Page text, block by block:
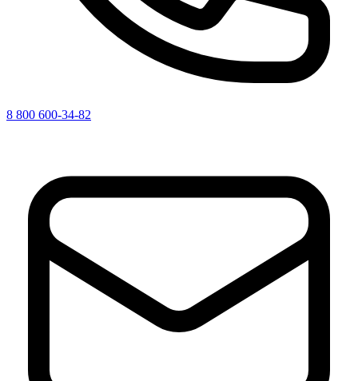
8 800 600-34-82